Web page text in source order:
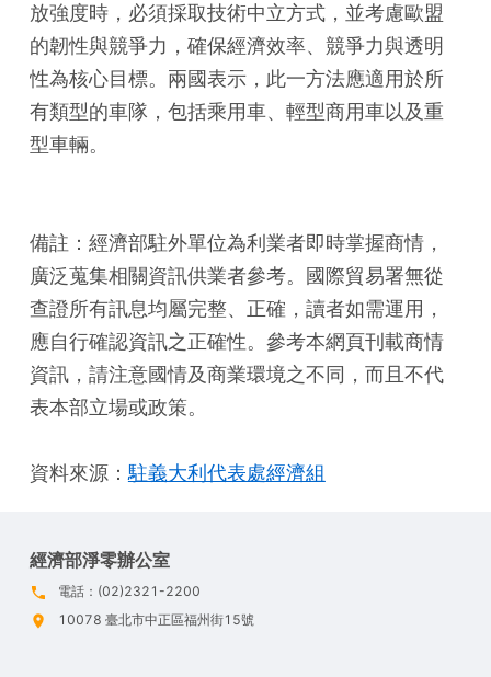
放強度時，必須採取技術中立方式，並考慮歐盟
的韌性與競爭力，確保經濟效率、競爭力與透明
性為核心目標。兩國表示，此一方法應適用於所
有類型的車隊，包括乘用車、輕型商用車以及重
型車輛。
備註：經濟部駐外單位為利業者即時掌握商情，
廣泛蒐集相關資訊供業者參考。國際貿易署無從
查證所有訊息均屬完整、正確，讀者如需運用，
應自行確認資訊之正確性。參考本網頁刊載商情
資訊，請注意國情及商業環境之不同，而且不代
表本部立場或政策。
資料來源：駐義大利代表處經濟組
經濟部淨零辦公室
電話：(02)2321-2200
10078 臺北市中正區福州街15號